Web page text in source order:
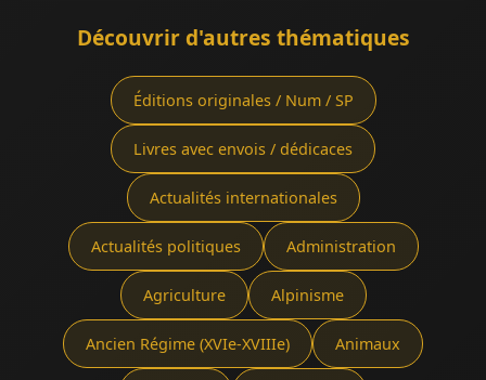
Découvrir d'autres thématiques
Éditions originales / Num / SP
Livres avec envois / dédicaces
Actualités internationales
Actualités politiques Administration
Agriculture Alpinisme
Ancien Régime (XVIe-XVIIIe) Animaux